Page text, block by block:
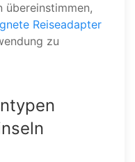
übereinstimmen,
Reiseadapter
zu